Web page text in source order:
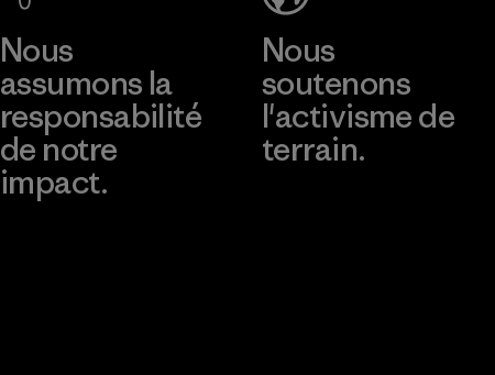
Nous
assumons la
responsabilité
de notre
impact.
Nous
soutenons
l'activisme de
terrain.